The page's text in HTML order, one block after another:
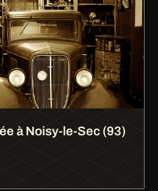
à Noisy-le-Sec (93)